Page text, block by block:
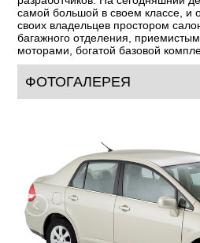
самой большой в своем классе, и
своих владельцев простором
багажного отделения,
моторами, богатой базовой
ФОТОГАЛЕРЕЯ